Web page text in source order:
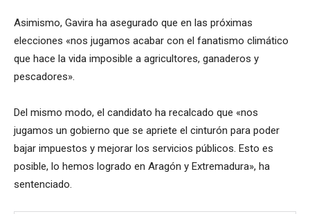
Asimismo, Gavira ha asegurado que en las próximas
elecciones «nos jugamos acabar con el fanatismo climático
que hace la vida imposible a agricultores, ganaderos y
pescadores».
Del mismo modo, el candidato ha recalcado que «nos
jugamos un gobierno que se apriete el cinturón para poder
bajar impuestos y mejorar los servicios públicos. Esto es
posible, lo hemos logrado en Aragón y Extremadura», ha
sentenciado.